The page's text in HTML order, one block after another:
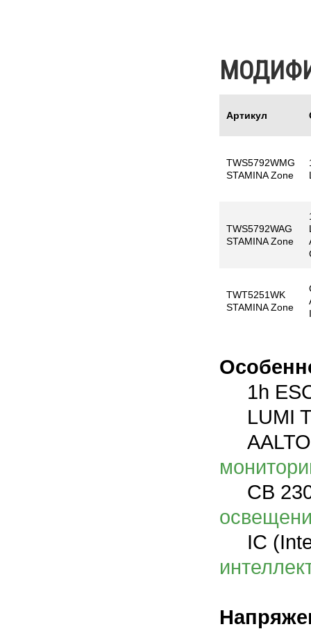
Артикул
TWS5792WMG
STAMINA Zone
TWS5792WAG
STAMINA Zone
TWT5251WK
STAMINA Zone
1h
LUMI
AALTO
CB
IC